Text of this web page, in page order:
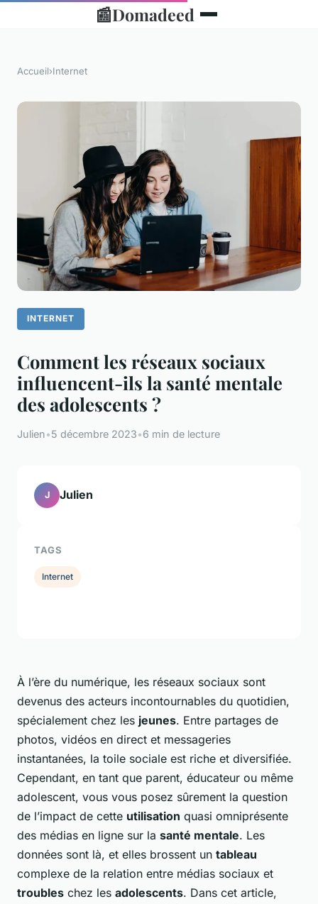
📰Domadeed
Accueil›Internet
INTERNET
Comment les réseaux sociaux
influencent-ils la santé mentale
des adolescents ?
Julien•5 décembre 2023•6 min de lecture
À l’ère du numérique, les réseaux sociaux sont
devenus des acteurs incontournables du quotidien,
spécialement chez les jeunes. Entre partages de
photos, vidéos en direct et messageries
instantanées, la toile sociale est riche et diversifiée.
Cependant, en tant que parent, éducateur ou même
adolescent, vous vous posez sûrement la question
de l’impact de cette utilisation quasi omniprésente
des médias en ligne sur la santé mentale. Les
données sont là, et elles brossent un tableau
complexe de la relation entre médias sociaux et
troubles chez les adolescents. Dans cet article,
J Julien
TAGS
Internet